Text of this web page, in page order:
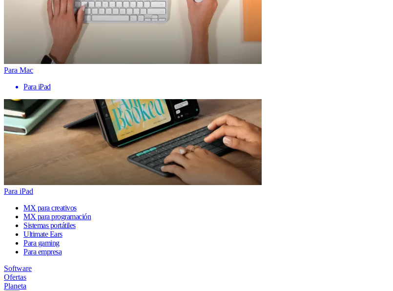
Para Mac
Para iPad
Para iPad
MX para creativos
MX para programación
Sistemas portátiles
Ultimate Ears
Para gaming
Para empresa
Software
Ofertas
Planeta